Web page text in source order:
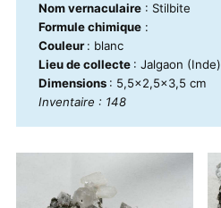
Nom vernaculaire: Stilbite
Formule chimique:
Couleur: blanc
Lieu de collecte : Jalgaon (Inde)
Dimensions : 5,5x2,5x3,5 cm
Inventaire : 148